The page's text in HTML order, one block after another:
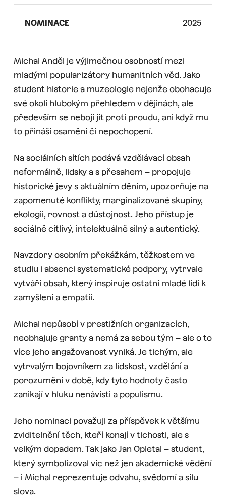
NOMINACE 2025
Michal Anděl je výjimečnou osobností mezi
mladými popularizátory humanitních věd. Jako
student historie a muzeologie nejenže obohacuje
své okolí hlubokým přehledem v dějinách, ale
především se nebojí jít proti proudu, ani když mu
to přináší osamění či nepochopení.
Na sociálních sítích podává vzdělávací obsah
neformálně, lidsky a s přesahem – propojuje
historické jevy s aktuálním děním, upozorňuje na
zapomenuté konflikty, marginalizované skupiny,
ekologii, rovnost a důstojnost. Jeho přístup je
sociálně citlivý, intelektuálně silný a autentický.
Navzdory osobním překážkám, těžkostem ve
studiu i absenci systematické podpory, vytrvale
vytváří obsah, který inspiruje ostatní mladé lidi k
zamyšlení a empatii.
Michal nepůsobí v prestižních organizacích,
neobhajuje granty a nemá za sebou tým – ale o to
více jeho angažovanost vyniká. Je tichým, ale
vytrvalým bojovníkem za lidskost, vzdělání a
porozumění v době, kdy tyto hodnoty často
zanikají v hluku nenávisti a populismu.
Jeho nominaci považuji za příspěvek k většímu
zviditelnění těch, kteří konají v tichosti, ale s
velkým dopadem. Tak jako Jan Opletal – student,
který symbolizoval víc než jen akademické vědění
– i Michal reprezentuje odvahu, svědomí a sílu
slova.